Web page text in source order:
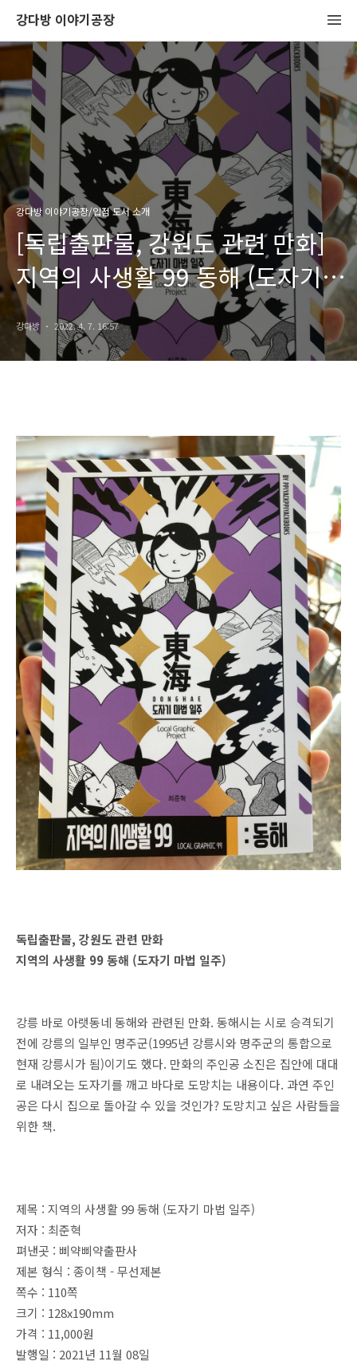
강다방 이야기공장
강다방 이야기공장/입점 도서 소개
[독립출판물, 강원도 관련 만화]
지역의 사생활 99 동해 (도자기
마법 일주), 최준혁
강다방 2022. 4. 7. 16:57
독립출판물, 강원도 관련 만화
지역의 사생활 99 동해 (도자기 마법 일주)
강릉 바로 아랫동네 동해와 관련된 만화. 동해시는 시로 승격되기
전에 강릉의 일부인 명주군(1995년 강릉시와 명주군의 통합으로
현재 강릉시가 됨)이기도 했다. 만화의 주인공 소진은 집안에 대대
로 내려오는 도자기를 깨고 바다로 도망치는 내용이다. 과연 주인
공은 다시 집으로 돌아갈 수 있을 것인가?도망치고 싶은 사람들을
위한 책.
제목 : 지역의 사생활 99 동해 (도자기 마법 일주)
저자 : 최준혁
펴낸곳 : 삐약삐약출판사
제본 형식 : 종이책 - 무선제본
쪽수 : 110쪽
크기 : 128x190mm
가격 : 11,000원
발행일 : 2021년 11월 08일